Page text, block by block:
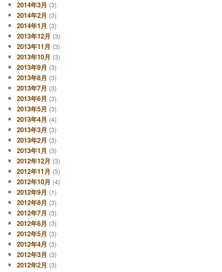
2014年3月 (3)
2014年2月 (3)
2014年1月 (3)
2013年12月 (3)
2013年11月 (3)
2013年10月 (3)
2013年9月 (3)
2013年8月 (3)
2013年7月 (3)
2013年6月 (3)
2013年5月 (3)
2013年4月 (4)
2013年3月 (3)
2013年2月 (3)
2013年1月 (3)
2012年12月 (3)
2012年11月 (3)
2012年10月 (4)
2012年9月 (1)
2012年8月 (3)
2012年7月 (3)
2012年6月 (3)
2012年5月 (3)
2012年4月 (3)
2012年3月 (3)
2012年2月 (3)